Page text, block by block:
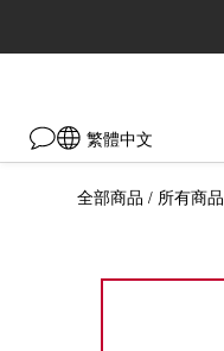
繁體中文
全部商品 / 所有商品